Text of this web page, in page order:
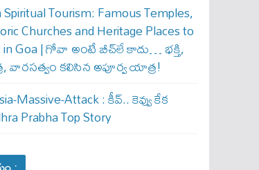
Tourism: Famous Temples,
Churches and Heritage Places to
in Goa | గోవా అంటే బీచ్‌లే కాదు… భక్తి,
వారసత్వం కలిసిన అపూర్వ యాత్ర!
Massive-Attack : కీవ్‌.. కెవ్వు కేక‌
Prabha Top Story